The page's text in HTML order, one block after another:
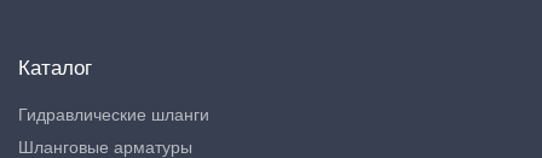
Каталог
Гидравлические шланги
Шланговые арматуры